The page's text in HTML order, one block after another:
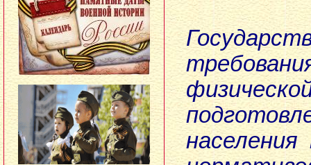
населения